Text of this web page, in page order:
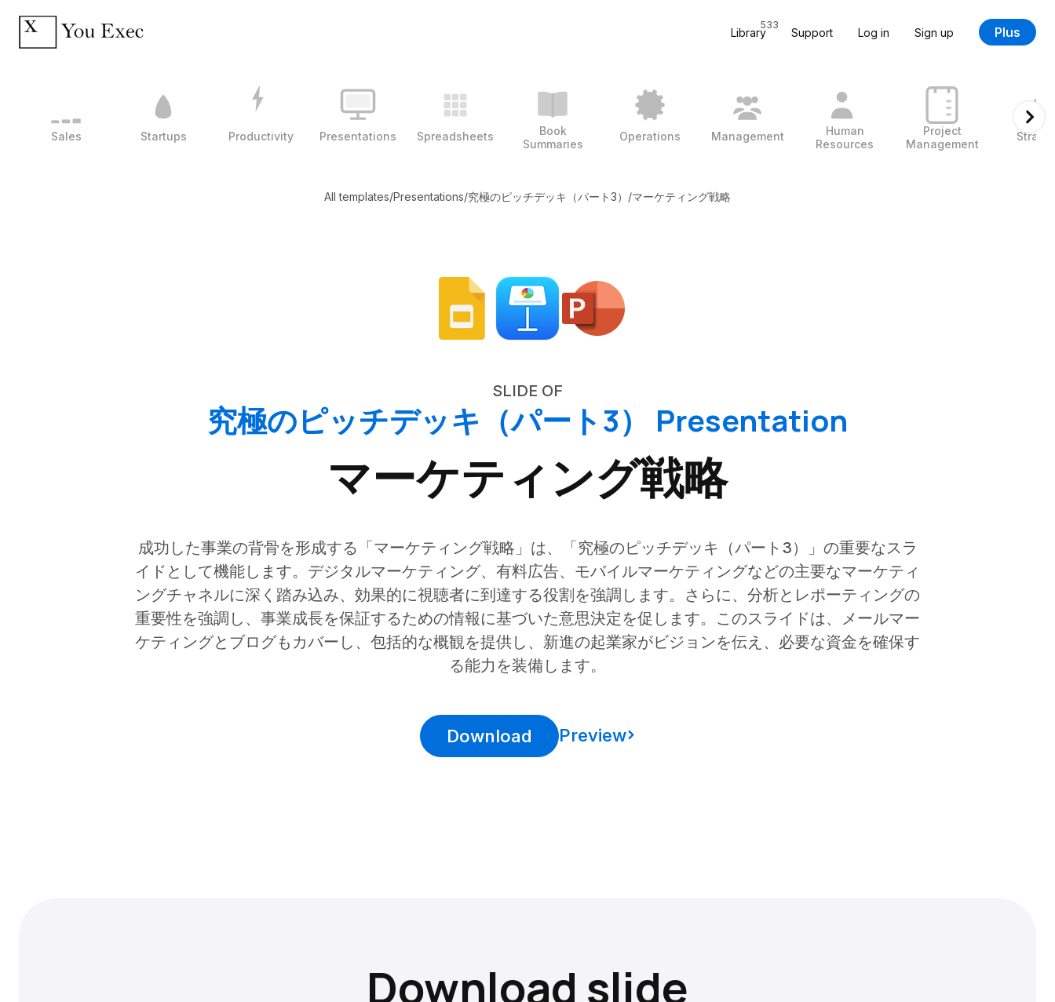
Library
533
Support Log in Sign up Plus
Sales Startups Productivity Presentations Spreadsheets
Book
Summaries
Operations Management
Human
Resources
Project
Management
All templates/Presentations/究極のピッチデッキ（パート3） /マーケティング戦略
SLIDE OF
究極のピッチデッキ（パート3） Presentation
マーケティング戦略
成功した事業の背骨を形成する「マーケティング戦略」は、「究極のピッチデッキ（パート3）」の重要なスラ
イドとして機能します。デジタルマーケティング、有料広告、モバイルマーケティングなどの主要なマーケティ
ングチャネルに深く踏み込み、効果的に視聴者に到達する役割を強調します。さらに、分析とレポーティングの
重要性を強調し、事業成長を保証するための情報に基づいた意思決定を促します。このスライドは、メールマー
ケティングとブログもカバーし、包括的な概観を提供し、新進の起業家がビジョンを伝え、必要な資金を確保す
る能力を装備します。
Download Preview
Download slide